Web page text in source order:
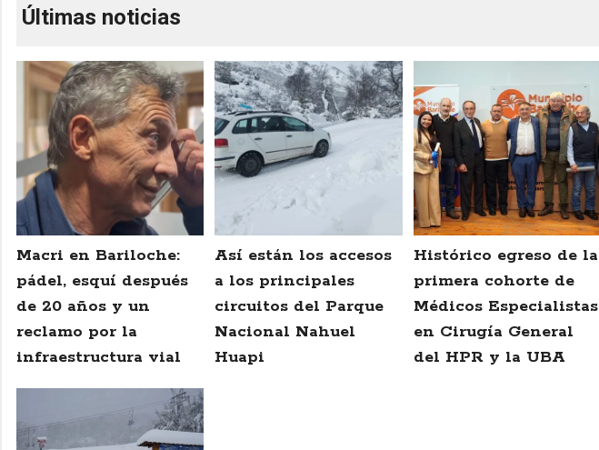
Últimas noticias
Macri en Bariloche:
pádel, esquí después
de 20 años y un
reclamo por la
infraestructura vial
Así están los accesos
a los principales
circuitos del Parque
Nacional Nahuel
Huapi
Histórico egreso de la
primera cohorte de
Médicos Especialistas
en Cirugía General
del HPR y la UBA